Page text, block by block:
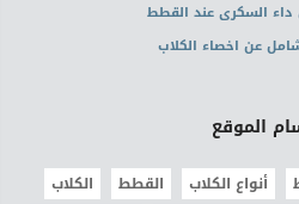
السكرى عند القطط
عن اخصاء الكلاب
الموقع
أنواع الكلاب القطط
الكلاب